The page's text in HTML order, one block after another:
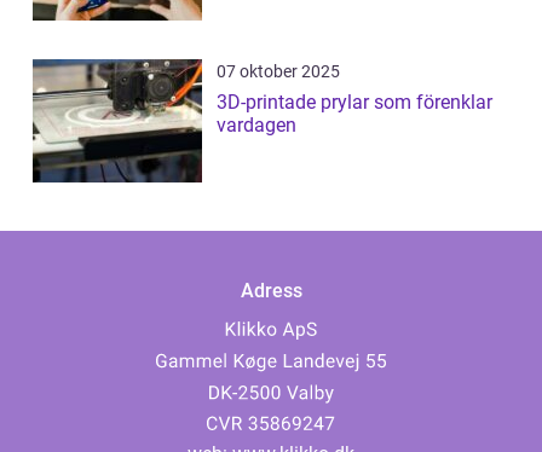
07 oktober 2025
3D-printade prylar som förenklar
vardagen
Adress